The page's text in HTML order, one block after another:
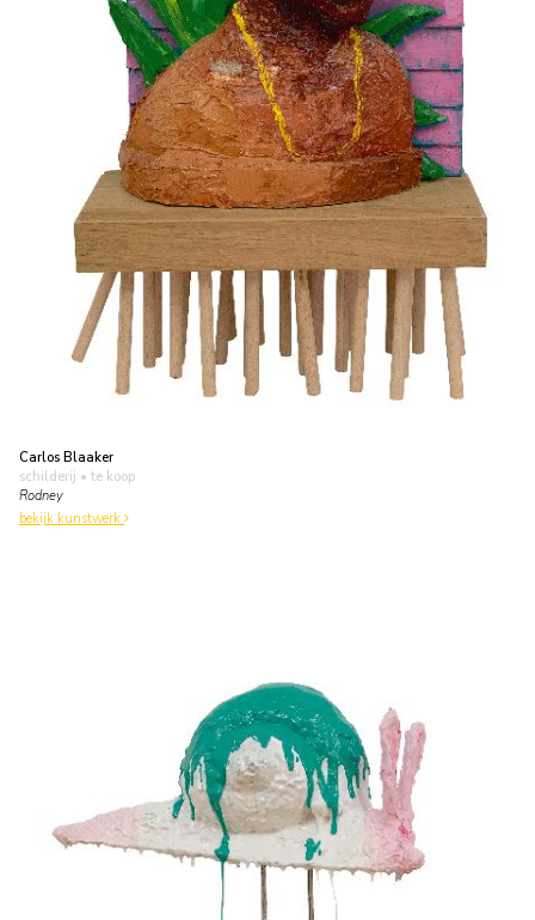
Carlos Blaaker
schilderij • te koop
Rodney
bekijk kunstwerk